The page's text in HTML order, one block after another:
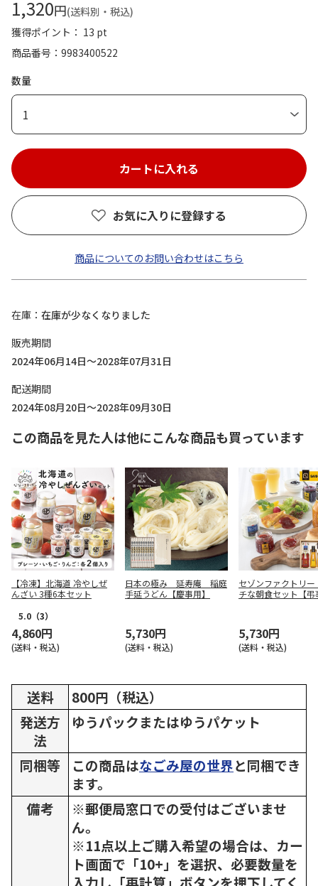
1,320円(送料別・税込)
獲得ポイント： 13 pt
商品番号
9983400522
数量
1
お気に入りに登録する
商品についてのお問い合わせはこちら
在庫
在庫が少なくなりました
販売期間
2024年06月14日～2028年07月31日
配送期間
2024年08月20日～2028年09月30日
この商品を見た人は他にこんな商品も買っています
【冷凍】北海道 冷やしぜ
んざい 3種6本セット
5.0 （3）
4,860円
(送料・税込)
日本の極み 延寿庵 稲庭
手延うどん【慶事用】
5,730円
(送料・税込)
セゾンファクトリ
チな朝食セット【弔
5,730円
(送料・税込)
送料
800円（税込）
発送方
法
ゆうパックまたはゆうパケット
同梱等 この商品はなごみ屋の世界と同梱でき
ます。
備考
※郵便局窓口での受付はございませ
ん。
※11点以上ご購入希望の場合は、カー
ト画面で「10+」を選択、必要数量を
入力し「再計算」ボタンを押下してく